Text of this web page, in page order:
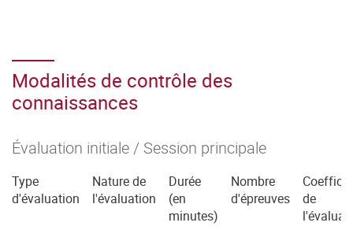
Modalités de contrôle des
connaissances
Évaluation initiale / Session principale
Type
d'évaluation
Nature de
l'évaluation
Durée
(en
minutes)
Nombre
d'épreuves
de